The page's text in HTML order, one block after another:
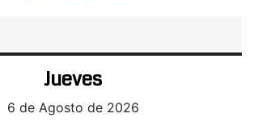
Jueves
6 de Agosto de 2026